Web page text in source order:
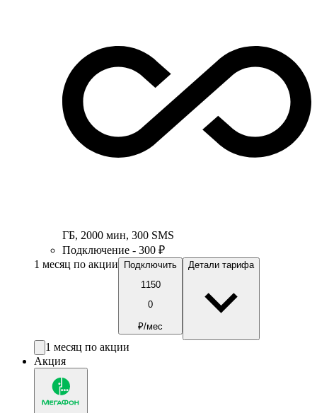
ГБ, 2000 мин, 300 SMS
Подключение - 300 ₽
1 месяц по акции
Подключить
1150
0
₽/мес
Детали тарифа
1 месяц по акции
Акция